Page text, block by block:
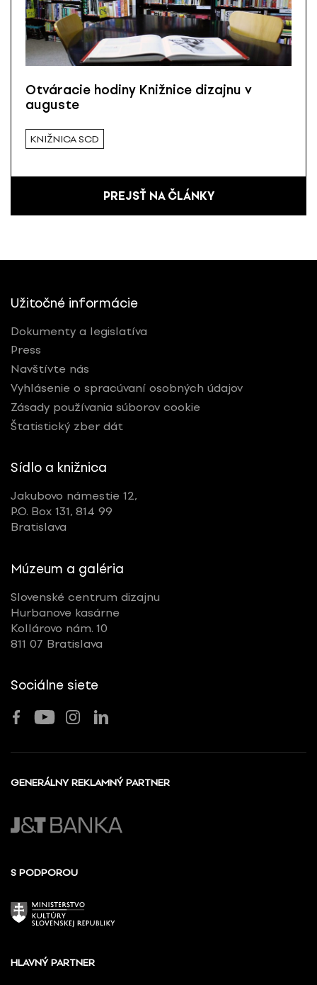
Otváracie hodiny Knižnice dizajnu v
auguste
KNIŽNICA SCD
PREJSŤ NA ČLÁNKY
Užitočné informácie
Dokumenty a legislatíva
Press
Navštívte nás
Vyhlásenie o spracúvaní osobných údajov
Zásady používania súborov cookie
Štatistický zber dát
Sídlo a knižnica
Jakubovo námestie 12,
P.O. Box 131, 814 99
Bratislava
Múzeum a galéria
Slovenské centrum dizajnu
Hurbanove kasárne
Kollárovo nám. 10
811 07 Bratislava
Sociálne siete
GENERÁLNY REKLAMNÝ PARTNER
S PODPOROU
HLAVNÝ PARTNER